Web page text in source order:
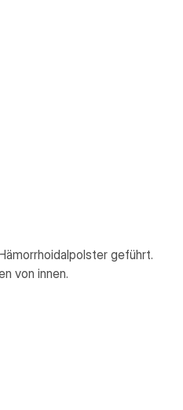
geführt.
von innen.